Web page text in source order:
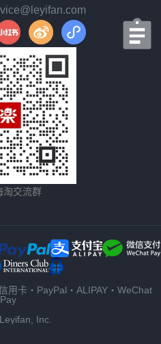
淘交流群
用卡・PayPal・ALIPAY・WeChat
Pay
Inc.